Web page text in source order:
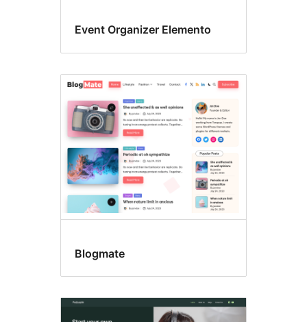
Event Organizer Elemento
Blogmate